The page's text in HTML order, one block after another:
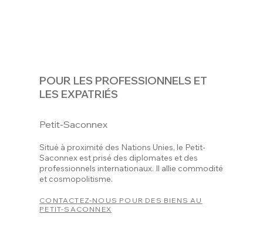
POUR LES PROFESSIONNELS ET
LES EXPATRIÉS
Petit-Saconnex
Situé à proximité des Nations Unies, le Petit-
Saconnex est prisé des diplomates et des
professionnels internationaux. Il allie commodité
et cosmopolitisme.
CONTACTEZ-NOUS POUR DES BIENS AU
PETIT-SACONNEX